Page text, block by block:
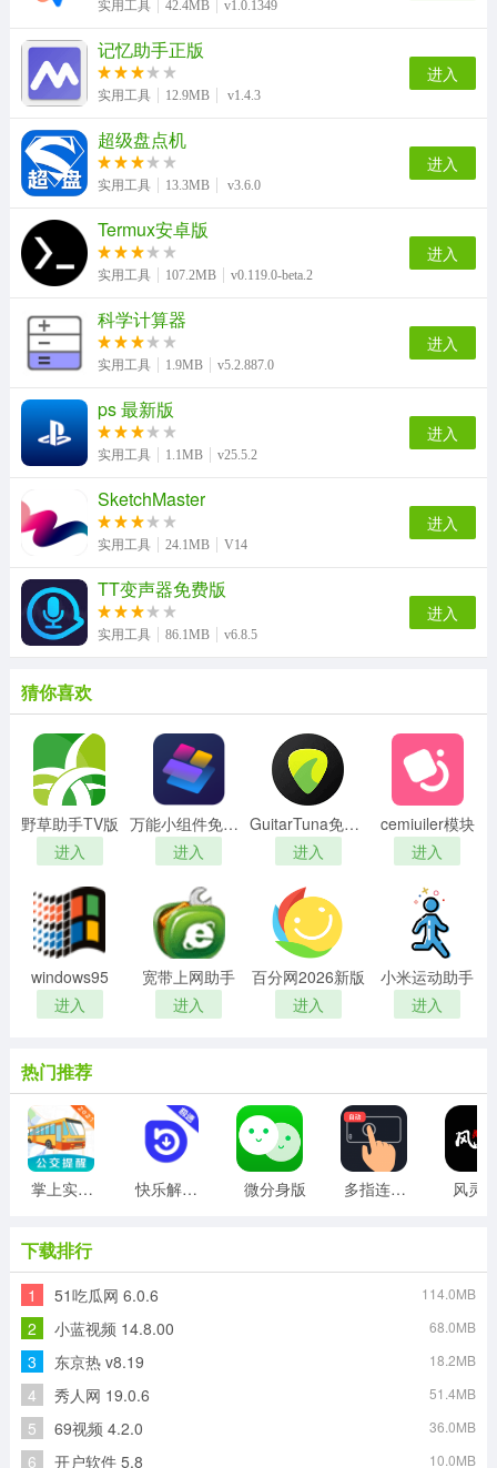
实用工具 42.4MB v1.0.1349
记忆助手正版
实用工具 12.9MB v1.4.3
进入
超级盘点机
实用工具 13.3MB v3.6.0
进入
Termux安卓版
实用工具 107.2MB v0.119.0-beta.2
进入
科学计算器
实用工具 1.9MB v5.2.887.0
进入
ps 最新版
实用工具 1.1MB v25.5.2
进入
SketchMaster
实用工具 24.1MB V14
进入
TT变声器免费版
实用工具 86.1MB v6.8.5
进入
猜你喜欢
野草助手TV版
进入
万能小组件免费版
进入
GuitarTuna免费版
进入
cemiuiler模块
进入
windows95
进入
宽带上网助手
进入
百分网2026新版
进入
小米运动助手
进入
热门推荐
掌上实时公交 快乐解锁版 微分身版 多指连点器 风灵
下载排行
1 51吃瓜网 6.0.6 114.0MB
2 小蓝视频 14.8.00 68.0MB
3 东京热 v8.19 18.2MB
4 秀人网 19.0.6 51.4MB
5 69视频 4.2.0 36.0MB
6 开户软件 5.8 10.0MB